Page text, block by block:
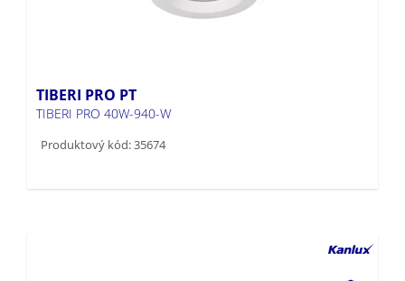
TIBERI PRO PT
TIBERI PRO 40W-940-W
Produktový kód: 35674